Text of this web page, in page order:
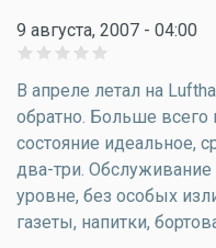
9 августа, 2007 - 04:00
В апреле летал на
обратно. Больше
состояние идеальное,
два-три.
уровне, без особых
газеты, напитки,